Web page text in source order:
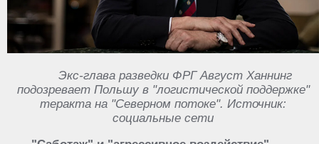
Экс-глава разведки ФРГ Август Ханнинг
подозревает Польшу в "логистической поддержке"
теракта на "Северном потоке". Источник:
социальные сети